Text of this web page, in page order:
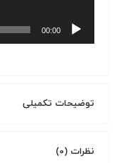
00:00
توضیحات تکمیلی
نظرات (0)